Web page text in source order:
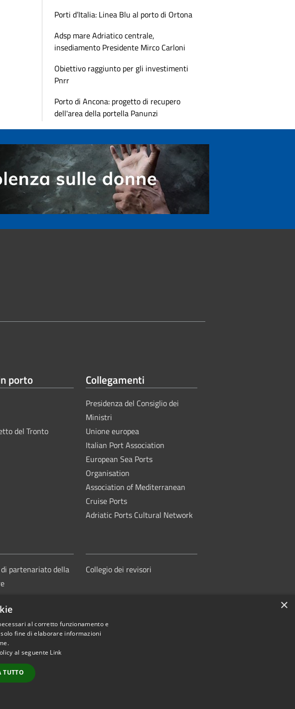
Porti d’Italia: Linea Blu al porto di Ortona
Adsp mare Adriatico centrale,
insediamento Presidente Mirco Carloni
Obiettivo raggiunto per gli investimenti
Pnrr
Porto di Ancona: progetto di recupero
dell'area della portella Panunzi
porto
del Tronto
Collegamenti
Presidenza del Consiglio dei
Ministri
Unione europea
Italian Port Association
European Sea Ports
Organisation
Association of Mediterranean
Cruise Ports
Adriatic Ports Cultural Network
partenariato della
Collegio dei revisori
© 2025Autorità di Sistema Portuale del Mare
×
al corretto funzionamento e
fine di elaborare informazioni
al seguente Link
TUTTO